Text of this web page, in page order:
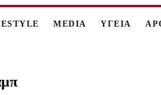
MEDIA ΥΓΕΙΑ